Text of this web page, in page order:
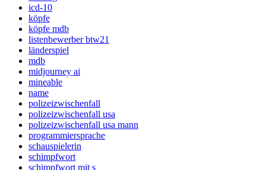
icd-10
köpfe
köpfe mdb
listenbewerber btw21
länderspiel
mdb
midjourney ai
mineable
name
polizeizwischenfall
polizeizwischenfall usa
polizeizwischenfall usa mann
programmiersprache
schauspielerin
schimpfwort
schimpfwort mit s